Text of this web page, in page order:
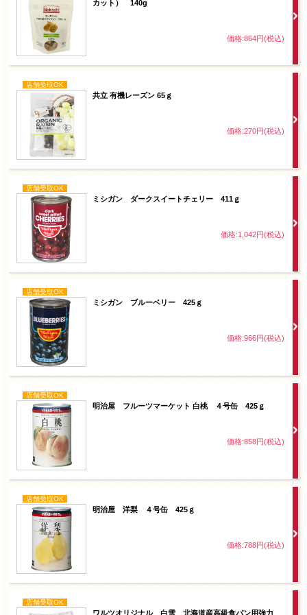
カット） 140g
価格:864円(税込)
店舗受取OK
共立 有機レーズン 65ｇ
価格:270円(税込)
店舗受取OK
ミシガン ダークスイートチェリー 411ｇ
価格:1,042円(税込)
店舗受取OK
ミシガン ブルーベリー 425ｇ
価格:966円(税込)
店舗受取OK
明治屋 フルーツマーケット 白桃 ４号缶 425ｇ
価格:858円(税込)
店舗受取OK
明治屋 洋梨 ４号缶 425ｇ
価格:788円(税込)
店舗受取OK
ワルツオリジナル 白雪 北海道産高級食パン用強力